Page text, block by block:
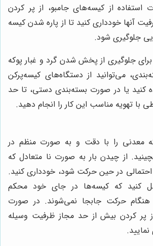
استفاده از کیسه‌های جامبو، از پر کردن
آنها خودداری کنید تا از پاره شدن کیسه
جلوگیری شود.
برای جلوگیری از پخش شدن گرد و غبار پوکه
می‌توانید از دستگاه‌های کیسه‌پرکن
کنید یا در صورت بسته‌بندی دستی، تا حد
با تهویه مناسب این کار را انجام دهید.
معدنی را با دقت و به صورت منظم در
از چیدن بار به صورت نا متعادل که
احتمالی در حین حرکت شود، خودداری کنید.
کنید که کیسه‌ها در جای خود محکم
هنگام حرکت جابجا نمی‌شوند. در صورت
از پر کردن بیش از حد مجاز ظرفیت وسیله